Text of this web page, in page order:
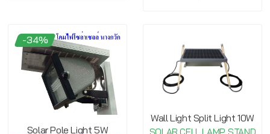
-34%
Solar Pole Light 5W
Wall Light Split Light 10W